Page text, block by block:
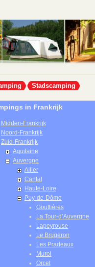
Stadscamping
in Frankrijk
Midden-Frankrijk
Noord-Frankrijk
Zuid-Frankrijk
Aquitaine
Auvergne
Allier
Cantal
Haute-Loire
Puy-de-Dôme
Gouttières
La Tour-d’Auvergne
Lapeyrouse
Le Brugeron
Les Pradeaux
Murol
Orcet